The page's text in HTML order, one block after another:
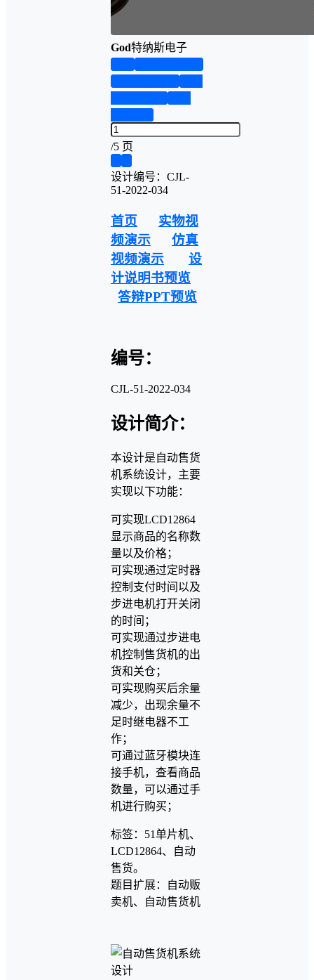
God特纳斯电子
/5 页
设计编号：CJL-
51-2022-034
首页
实物视
频演示
仿真
视频演示
设
计说明书预览
答辩PPT预览
编号：
CJL-51-2022-034
设计简介：
本设计是自动售货
机系统设计，主要
实现以下功能：
可实现LCD12864
显示商品的名称数
量以及价格；
可实现通过定时器
控制支付时间以及
步进电机打开关闭
的时间；
可实现通过步进电
机控制售货机的出
货和关仓；
可实现购买后余量
减少，出现余量不
足时继电器不工
作；
可通过蓝牙模块连
接手机，查看商品
数量，可以通过手
机进行购买；
标签：51单片机、
LCD12864、自动
售货。
题目扩展：自动贩
卖机、自动售货机